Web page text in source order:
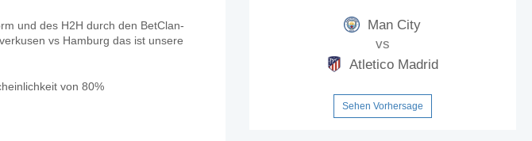
und des H2H durch den BetClan-
vs Hamburg das ist unsere
von 80%
Man City
vs
Atletico Madrid
Sehen Vorhersage